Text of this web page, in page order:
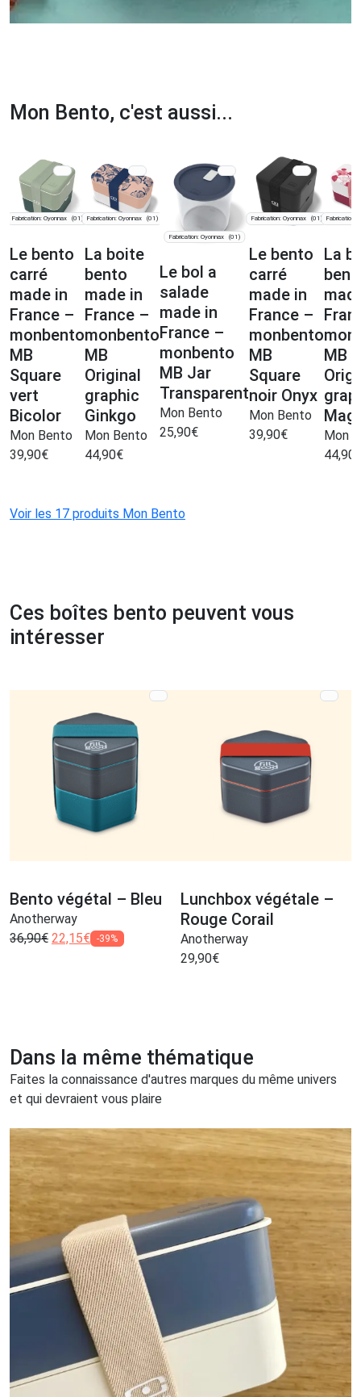
Mon Bento, c'est aussi...
Fabrication: Oyonnax (01)
Le bento
carré
made in
France –
monbento
MB
Square
vert
Bicolor
Mon Bento
39,90€
Fabrication: Oyonnax (01)
La boite
bento
made in
France –
monbento
MB
Original
graphic
Ginkgo
Mon Bento
44,90€
Fabrication: Oyonnax (01)
Le bol a
salade
made in
France –
monbento
MB Jar
Transparent
Mon Bento
25,90€
Fabrication: Oyonnax (01)
Le bento
carré
made in
France –
monbento
MB
Square
noir Onyx
Mon Bento
39,90€
Fabrication:
La
MB
Mon
44,90
Voir les 17 produits Mon Bento
Ces boîtes bento peuvent vous
intéresser
Bento végétal – Bleu
Anotherway
36,90€ 22,15€ -39%
Lunchbox végétale –
Rouge Corail
Anotherway
29,90€
Dans la même thématique
Faites la connaissance d'autres marques du même univers
et qui devraient vous plaire